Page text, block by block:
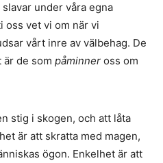
under våra egna
oss vet vi om när vi
vårt inre av välbehag. De
är de som påminner oss om
stig i skogen, och att låta
är att skratta med magen,
ögon. Enkelhet är att